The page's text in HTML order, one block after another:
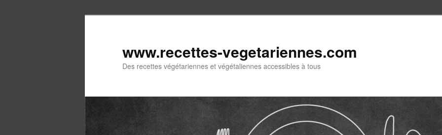
www.recettes-vegetariennes.com
Des recettes végétariennes et végétaliennes accessibles à tous